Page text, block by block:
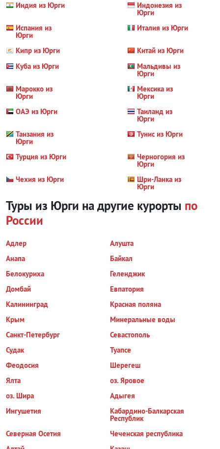
Индия из Юрги Индонезия из
Юрги
Испания из
Юрги
Италия из Юрги
Кипр из Юрги
Китай из Юрги
Куба из Юрги
Мальдивы из
Юрги
Марокко из
Юрги
Мексика из
Юрги
ОАЭ из Юрги
Таиланд из
Юрги
Танзания из
Юрги
Тунис из Юрги
Турция из Юрги Черногория из
Юрги
Чехия из Юрги
Шри-Ланка из
Юрги
Туры из Юрги на другие курорты по
России
Адлер
Алушта
Анапа
Байкал
Белокуриха
Геленджик
Домбай
Евпатория
Калининград
Красная поляна
Крым
Минеральные воды
Санкт-Петербург
Севастополь
Судак
Туапсе
Феодосия
Шерегеш
Ялта
оз. Яровое
оз. Шира
Адыгея
Ингушетия
Кабардино-Балкарская
Республик
Северная Осетия
Чеченская республика